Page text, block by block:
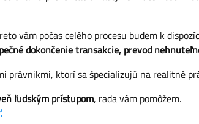
vám počas celého procesu budem k
dokončenie transakcie, prevod
právnikmi, ktorí sa špecializujú na realitné
ľudským prístupom, rada vám pomôžem.